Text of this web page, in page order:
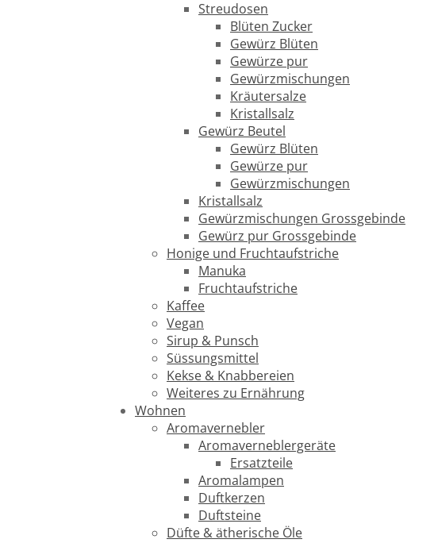
Streudosen
Blüten Zucker
Gewürz Blüten
Gewürze pur
Gewürzmischungen
Kräutersalze
Kristallsalz
Gewürz Beutel
Gewürz Blüten
Gewürze pur
Gewürzmischungen
Kristallsalz
Gewürzmischungen Grossgebinde
Gewürz pur Grossgebinde
Honige und Fruchtaufstriche
Manuka
Fruchtaufstriche
Kaffee
Vegan
Sirup & Punsch
Süssungsmittel
Kekse & Knabbereien
Weiteres zu Ernährung
Wohnen
Aromavernebler
Aromaverneblergeräte
Ersatzteile
Aromalampen
Duftkerzen
Duftsteine
Düfte & ätherische Öle